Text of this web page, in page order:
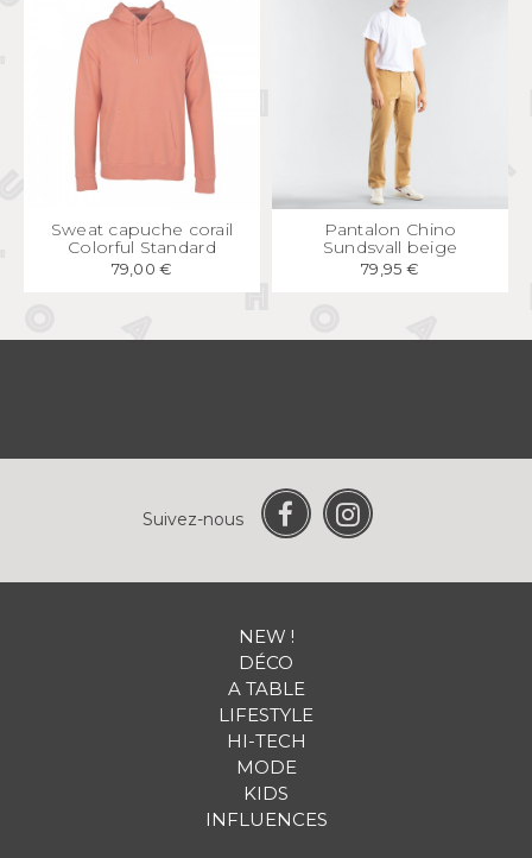
APERÇU RAPIDE
Sweat capuche corail
Colorful Standard
79,00 €
APERÇU RAPIDE
Pantalon Chino
Sundsvall beige
79,95 €
Suivez-nous
NEW !
DÉCO
A TABLE
LIFESTYLE
HI-TECH
MODE
KIDS
INFLUENCES